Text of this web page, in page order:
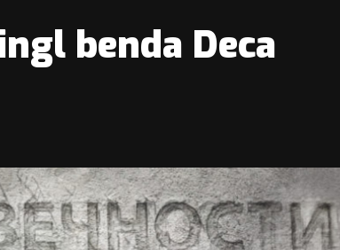
benda Deca